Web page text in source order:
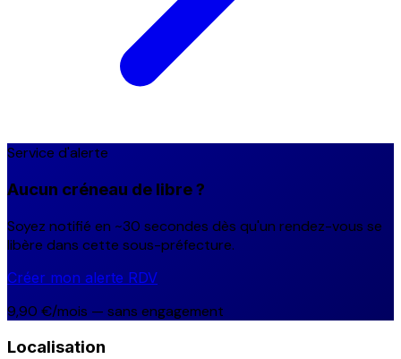
Service d'alerte
Aucun créneau de libre ?
Soyez notifié en ~30 secondes dès qu'un rendez-vous se
libère dans cette sous-préfecture.
Créer mon alerte RDV
9,90 €/mois — sans engagement
Localisation